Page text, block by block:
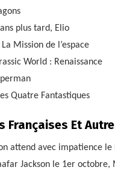
plus tard, Elio
Mission de l’espace
World : Renaissance
Quatre Fantastiques
Françaises Et
attend avec impatience le
Jackson le 1er